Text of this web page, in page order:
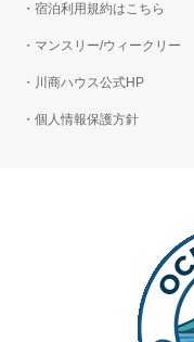
・宿泊利用規約はこちら
・マンスリー/ウィークリー
・川商ハウス公式HP
・個人情報保護方針